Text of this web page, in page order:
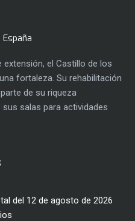
el Castillo de los
fortaleza. Su rehabilitación
de su riqueza
salas para actividades
del 12 de agosto de 2026